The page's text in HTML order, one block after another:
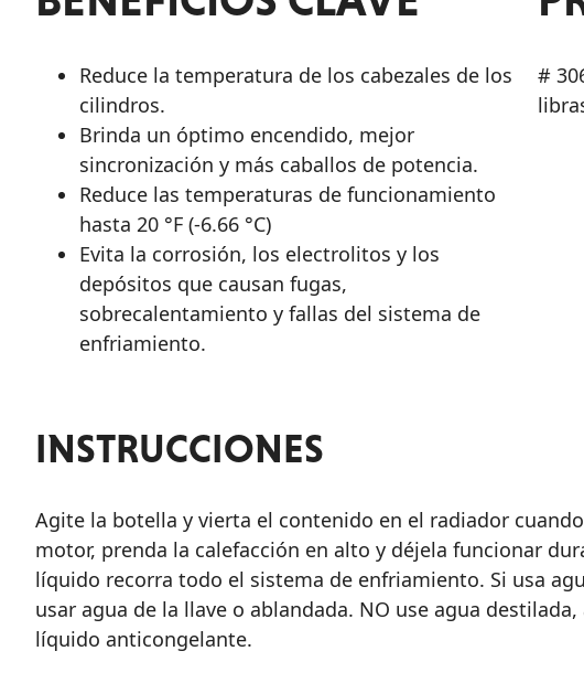
Reduce la temperatura de los cabezales de los
cilindros.
Brinda un óptimo encendido, mejor
sincronización y más caballos de potencia.
Reduce las temperaturas de funcionamiento
hasta 20 °F (-6.66 °C)
Evita la corrosión, los electrolitos y los
depósitos que causan fugas,
sobrecalentamiento y fallas del sistema de
enfriamiento.
#
INSTRUCCIONES
Agite la botella y vierta el contenido en el radiador
motor, prenda la calefacción en alto y déjela funcionar
líquido recorra todo el sistema de enfriamiento. Si usa
usar agua de la llave o ablandada. NO use agua
líquido anticongelante.